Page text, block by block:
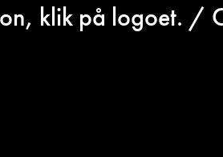
klik på logoet. /